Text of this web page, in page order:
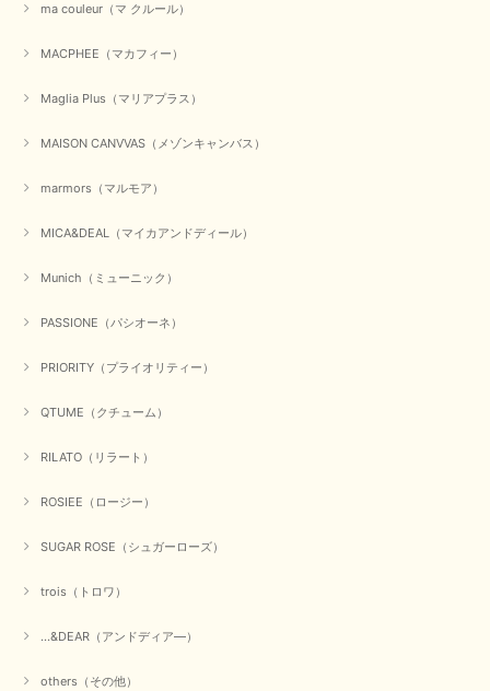
お正月休みだろうとそんなに早くにご対応頂けると期待していなかったので
無事に商品がお手元に届いて喜んでいただけた事、私共も大変
嬉しく思います。 ありがとうございました。 又のご来店お待
2025/10/25
いただけて何よりでございます。 重ね着の楽しい秋冬のおし
2025/09/23
ma couleur（マ クルール）
MACPHEE（マカフィー）
Maglia Plus（マリアプラス）
MAISON CANVVAS（メゾンキャンバス）
marmors（マルモア）
MICA&DEAL（マイカアンドディール）
Munich（ミューニック）
PASSIONE（パシオーネ）
PRIORITY（プライオリティー）
QTUME（クチューム）
RILATO（リラート）
ROSIEE（ロージー）
SUGAR ROSE（シュガーローズ）
trois（トロワ）
...&DEAR（アンドディア―）
others（その他）